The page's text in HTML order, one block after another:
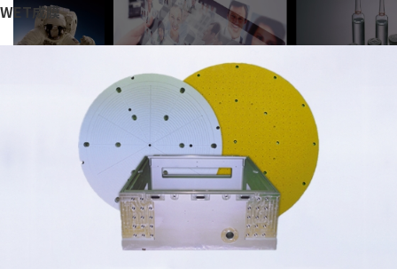
WET成膜